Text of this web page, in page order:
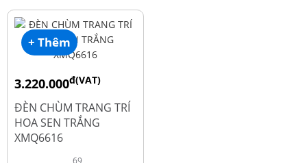
+ Thêm
3.220.000đ(VAT)
4.600.000
ĐÈN CHÙM TRANG TRÍ
HOA SEN TRẮNG
XMQ6616
69